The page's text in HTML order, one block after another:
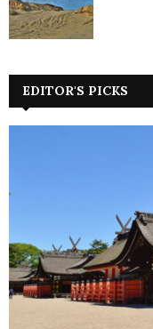
EDITOR'S PICKS